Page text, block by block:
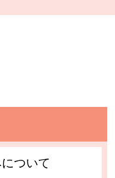
ついて